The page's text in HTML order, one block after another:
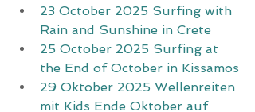
23 October 2025 Surfing with
Rain and Sunshine in Crete
25 October 2025 Surfing at
the End of October in Kissamos
29 Oktober 2025 Wellenreiten
mit Kids Ende Oktober auf